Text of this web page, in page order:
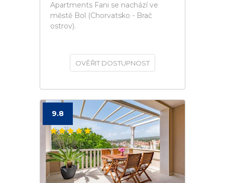
Apartments Fani se nachází ve
městě Bol (Chorvatsko - Brač
ostrov).
OVĚŘIT DOSTUPNOST
9.8